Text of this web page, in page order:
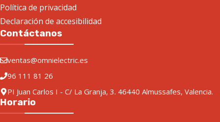
Política de privacidad
Declaración de accesibilidad
Contáctanos
ventas@omnielectric.es
96 111 81 26
PI Juan Carlos I - C/ La Granja, 3. 46440 Almussafes, Valencia.
Horario